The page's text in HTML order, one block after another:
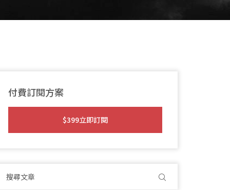
付費訂閱方案
$399立即訂閱